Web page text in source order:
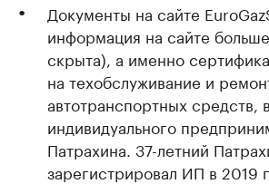
Документы на сайте
информация на сайте
скрыта), а именно
на техобслуживание и
автотранспортных средств,
индивидуального
Патрахина. 37-летний
зарегистрировал ИП в 2019